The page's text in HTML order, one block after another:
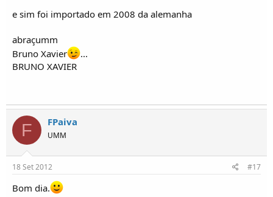
e sim foi importado em 2008 da alemanha
abraçumm
Bruno Xavier
...
BRUNO XAVIER
F FPaiva
UMM
18 Set 2012 #17
Bom dia.